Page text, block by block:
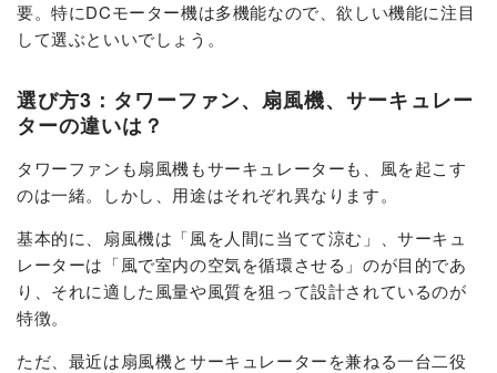
要。特にDCモーター機は多機能なので、欲しい機能に注目
して選ぶといいでしょう。
選び方3：タワーファン、扇風機、サーキュレー
ターの違いは？
タワーファンも扇風機もサーキュレーターも、風を起こす
のは一緒。しかし、用途はそれぞれ異なります。
基本的に、扇風機は「風を人間に当てて涼む」、サーキュ
レーターは「風で室内の空気を循環させる」のが目的であ
り、それに適した風量や風質を狙って設計されているのが
特徴。
ただ、最近は扇風機とサーキュレーターを兼ねる一台二役